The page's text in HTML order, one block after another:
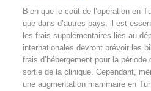
Bien que le coût de l’opération en
que dans d’autres pays, il est
les frais supplémentaires liés au
internationales devront prévoir les
frais d’hébergement pour la
sortie de la clinique. Cependant,
une augmentation mammaire en